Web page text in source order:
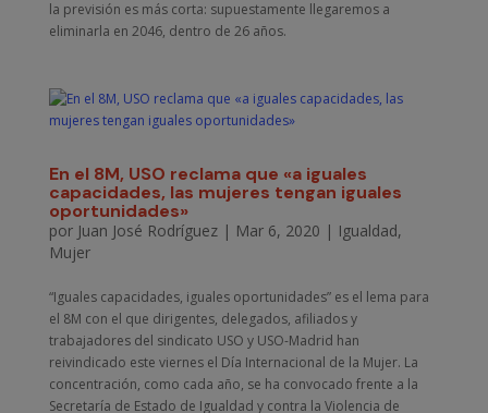
la previsión es más corta: supuestamente llegaremos a
eliminarla en 2046, dentro de 26 años.
En el 8M, USO reclama que «a iguales
capacidades, las mujeres tengan iguales
oportunidades»
por Juan José Rodríguez| Mar 6, 2020 | Igualdad,
Mujer
“Iguales capacidades, iguales oportunidades” es el lema para
el 8M con el que dirigentes, delegados, afiliados y
trabajadores del sindicato USO y USO-Madrid han
reivindicado este viernes el Día Internacional de la Mujer. La
concentración, como cada año, se ha convocado frente a la
Secretaría de Estado de Igualdad y contra la Violencia de